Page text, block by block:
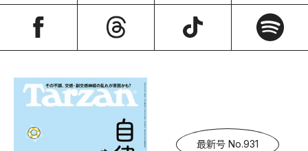
最新号 No.931